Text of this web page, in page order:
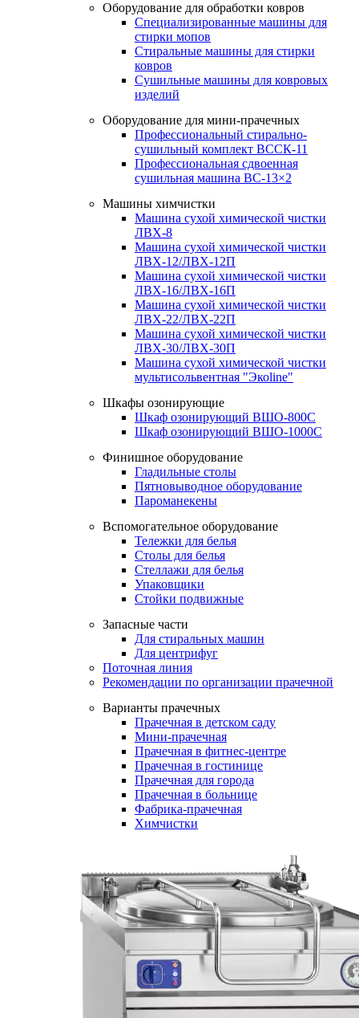
Оборудование для обработки ковров
Специализированные машины для
стирки мопов
Стиральные машины для стирки
ковров
Сушильные машины для ковровых
изделий
Оборудование для мини-прачечных
Профессиональный стирально-
сушильный комплект ВССК-11
Профессиональная сдвоенная
сушильная машина ВС-13×2
Машины химчистки
Машина сухой химической чистки
ЛВХ-8
Машина сухой химической чистки
ЛВХ-12/ЛВХ-12П
Машина сухой химической чистки
ЛВХ-16/ЛВХ-16П
Машина сухой химической чистки
ЛВХ-22/ЛВХ-22П
Машина сухой химической чистки
ЛВХ-30/ЛВХ-30П
Машина сухой химической чистки
мультисольвентная "Экоline"
Шкафы озонирующие
Шкаф озонирующий ВШО-800С
Шкаф озонирующий ВШО-1000С
Финишное оборудование
Гладильные столы
Пятновыводное оборудование
Пароманекены
Вспомогательное оборудование
Тележки для белья
Столы для белья
Стеллажи для белья
Упаковщики
Стойки подвижные
Запасные части
Для стиральных машин
Для центрифуг
Поточная линия
Рекомендации по организации прачечной
Варианты прачечных
Прачечная в детском саду
Мини-прачечная
Прачечная в фитнес-центре
Прачечная в гостинице
Прачечная для города
Прачечная в больнице
Фабрика-прачечная
Химчистки